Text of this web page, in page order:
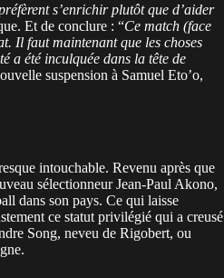
s’enrichir plutôt que d’aider
Et de conclure : “Ce match (face
Il faut maintenant que les choses
a été inculquée dans la tête de
suspension à Samuel Eto’o,
intouchable. Revenu après que
sélectionneur Jean-Paul Akono,
dans son pays. Ce qui laisse
ce statut privilégié qui a creusé
Song, neveu de Rigobert, ou